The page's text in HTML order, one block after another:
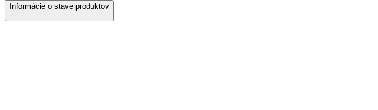
Informácie o stave produktov